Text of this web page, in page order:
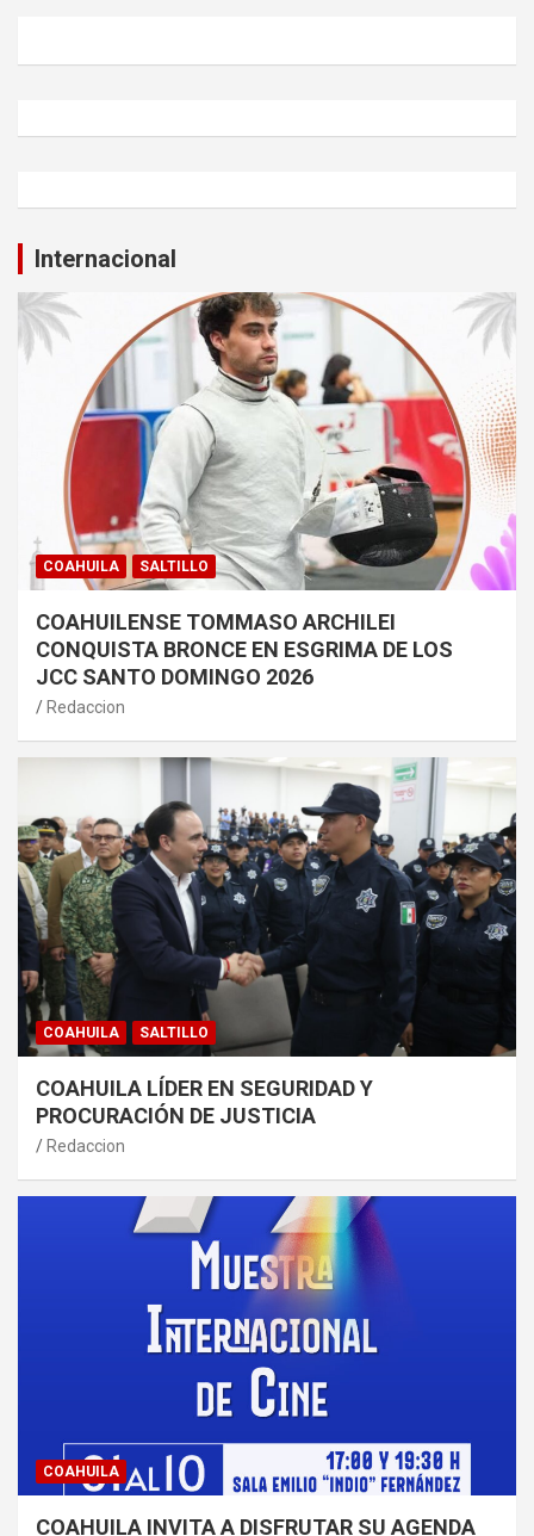
Internacional
COAHUILA SALTILLO
COAHUILENSE TOMMASO ARCHILEI
CONQUISTA BRONCE EN ESGRIMA DE LOS
JCC SANTO DOMINGO 2026
Redaccion
COAHUILA SALTILLO
COAHUILA LÍDER EN SEGURIDAD Y
PROCURACIÓN DE JUSTICIA
Redaccion
COAHUILA
COAHUILA INVITA A DISFRUTAR SU AGENDA